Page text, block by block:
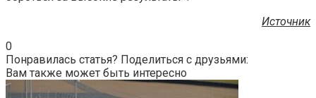
Источник
0
Понравилась статья? Поделиться с друзьями:
Вам также может быть интересно